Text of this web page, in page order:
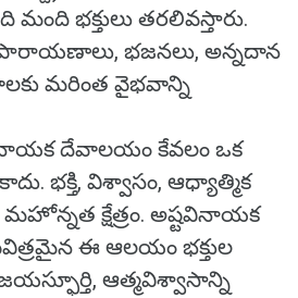
భక్తులు తరలివస్తారు.
భజనలు, అన్నదాన
మరింత వైభవాన్ని
దేవాలయం కేవలం ఒక
భక్తి, విశ్వాసం, ఆధ్యాత్మిక
మహోన్నత క్షేత్రం. అష్టవినాయక
ఈ ఆలయం భక్తుల
ఆత్మవిశ్వాసాన్ని